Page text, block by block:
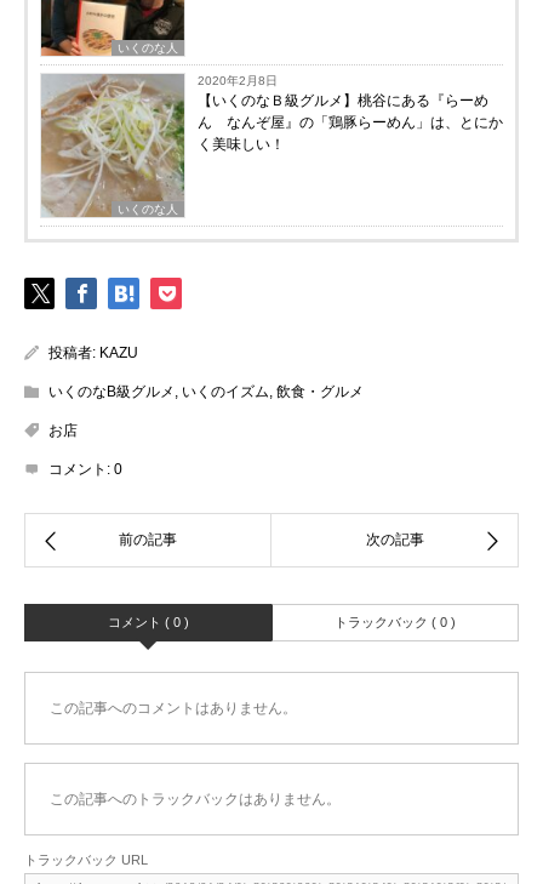
いくのな人
いくのな人
2020年2月8日
【いくのなＢ級グルメ】桃谷にある『らーめ
ん なんぞ屋』の「鶏豚らーめん」は、とにか
く美味しい！
投稿者: KAZU
いくのなB級グルメ , いくのイズム, 飲食・グルメ
お店
コメント: 0
コメント ( 0 ) トラックバック ( 0 )
この記事へのコメントはありません。
この記事へのトラックバックはありません。
トラックバック URL